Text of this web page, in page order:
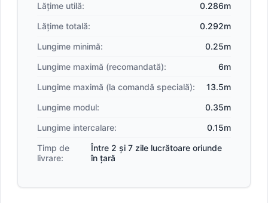
Lățime utilă:
0.286m
Lățime totală:
0.292m
Lungime minimă:
0.25m
Lungime maximă (recomandată):
6m
Lungime maximă (la comandă specială):
13.5m
Lungime modul:
0.35m
Lungime intercalare:
0.15m
Timp de
livrare:
Între 2 și 7 zile lucrătoare oriunde
în țară